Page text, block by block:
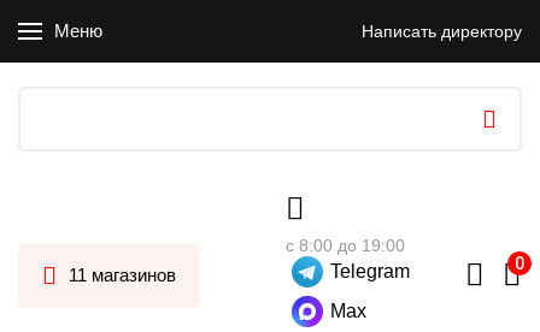
Меню Написать директору
11 магазинов
с 8:00 до 19:00
Telegram
Max